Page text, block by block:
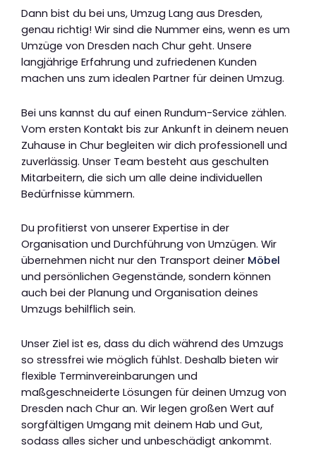
Dann bist du bei uns, Umzug Lang aus Dresden,
genau richtig! Wir sind die Nummer eins, wenn es um
Umzüge von Dresden nach Chur geht. Unsere
langjährige Erfahrung und zufriedenen Kunden
machen uns zum idealen Partner für deinen Umzug.
Bei uns kannst du auf einen Rundum-Service zählen.
Vom ersten Kontakt bis zur Ankunft in deinem neuen
Zuhause in Chur begleiten wir dich professionell und
zuverlässig. Unser Team besteht aus geschulten
Mitarbeitern, die sich um alle deine individuellen
Bedürfnisse kümmern.
Du profitierst von unserer Expertise in der
Organisation und Durchführung von Umzügen. Wir
übernehmen nicht nur den Transport deiner Möbel
und persönlichen Gegenstände, sondern können
auch bei der Planung und Organisation deines
Umzugs behilflich sein.
Unser Ziel ist es, dass du dich während des Umzugs
so stressfrei wie möglich fühlst. Deshalb bieten wir
flexible Terminvereinbarungen und
maßgeschneiderte Lösungen für deinen Umzug von
Dresden nach Chur an. Wir legen großen Wert auf
sorgfältigen Umgang mit deinem Hab und Gut,
sodass alles sicher und unbeschädigt ankommt.